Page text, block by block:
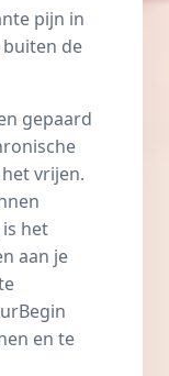
pijn in
de
gepaard
vrijen.
het
aan je
en te